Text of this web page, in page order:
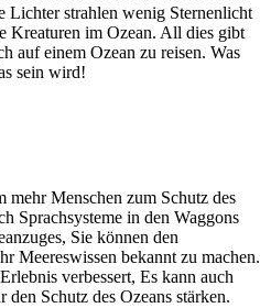
Lichter strahlen wenig Sternenlicht
Kreaturen im Ozean. All dies gibt
auf einem Ozean zu reisen. Was
sein wird!
mehr Menschen zum Schutz des
Sprachsysteme in den Waggons
Sie können den
Meereswissen bekannt zu machen.
verbessert, Es kann auch
Schutz des Ozeans stärken.